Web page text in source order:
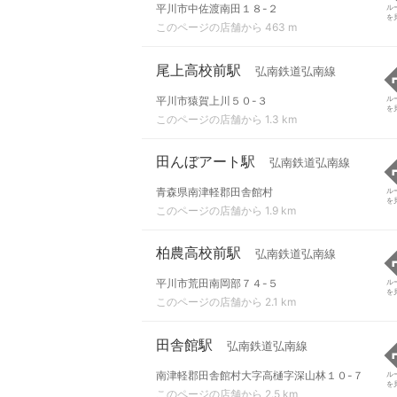
平川市中佐渡南田１８-２
このページの店舗から 463 m
ル
を
尾上高校前駅 弘南鉄道弘南線
平川市猿賀上川５０-３
このページの店舗から 1.3 km
ル
を
田んぼアート駅 弘南鉄道弘南線
青森県南津軽郡田舎館村
このページの店舗から 1.9 km
ル
を
柏農高校前駅 弘南鉄道弘南線
平川市荒田南岡部７４-５
このページの店舗から 2.1 km
ル
を
田舎館駅 弘南鉄道弘南線
南津軽郡田舎館村大字高樋字深山林１０-７
このページの店舗から 2.5 km
ル
を